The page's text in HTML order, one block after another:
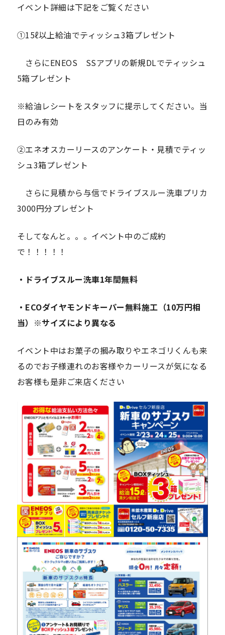
イベント詳細は下記をご覧ください
①15ℓ以上給油でティッシュ3箱プレゼント
さらにENEOS SSアプリの新規DLでティッシュ
5箱プレゼント
※給油レシートをスタッフに提示してください。当
日のみ有効
②エネオスカーリースのアンケート・見積でティッ
シュ3箱プレゼント
さらに見積から与信でドライブスルー洗車プリカ
3000円分プレゼント
そしてなんと。。。イベント中のご成約
で！！！！！
・ドライブスルー洗車1年間無料
・ECOダイヤモンドキーパー無料施工（10万円相
当）※サイズにより異なる
イベント中はお菓子の摑み取りやエネゴリくんも来
るのでお子様連れのお客様やカーリースが気になる
お客様も是非ご来店ください